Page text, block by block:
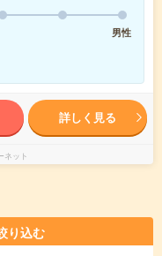
男性
詳しく見る
ネット
り込む